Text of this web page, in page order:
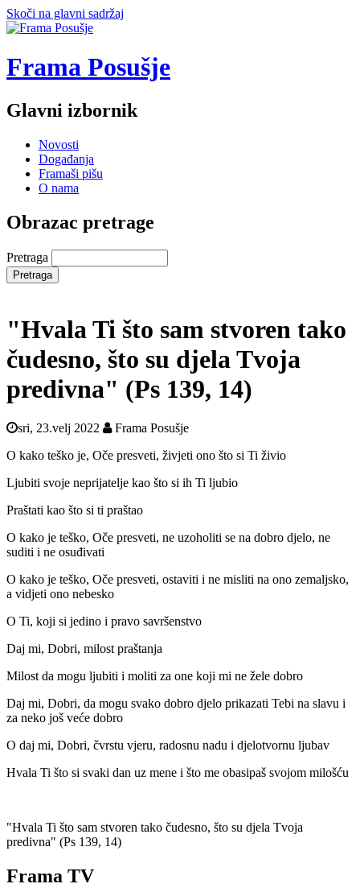
Skoči na glavni sadržaj
Frama Posušje
Glavni izbornik
Novosti
Događanja
Framaši pišu
O nama
Obrazac pretrage
Pretraga
"Hvala Ti što sam stvoren tako
čudesno, što su djela Tvoja
predivna" (Ps 139, 14)
sri, 23.velj 2022
Frama Posušje
O kako teško je, Oče presveti, živjeti ono što si Ti živio
Ljubiti svoje neprijatelje kao što si ih Ti ljubio
Praštati kao što si ti praštao
O kako je teško, Oče presveti, ne uzoholiti se na dobro djelo, ne
suditi i ne osuđivati
O kako je teško, Oče presveti, ostaviti i ne misliti na ono zemaljsko,
a vidjeti ono nebesko
O Ti, koji si jedino i pravo savršenstvo
Daj mi, Dobri, milost praštanja
Milost da mogu ljubiti i moliti za one koji mi ne žele dobro
Daj mi, Dobri, da mogu svako dobro djelo prikazati Tebi na slavu i
za neko još veće dobro
O daj mi, Dobri, čvrstu vjeru, radosnu nadu i djelotvornu ljubav
Hvala Ti što si svaki dan uz mene i što me obasipaš svojom milošću
"Hvala Ti što sam stvoren tako čudesno, što su djela Tvoja
predivna" (Ps 139, 14)
Frama TV